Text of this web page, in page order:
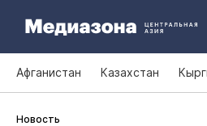
Афганистан Казахстан
Новость